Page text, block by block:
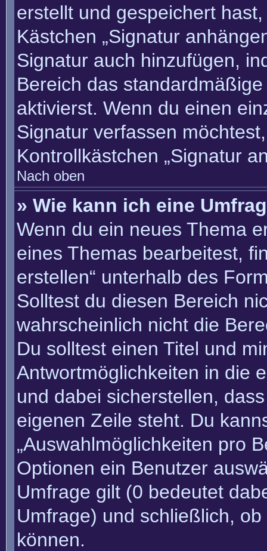
erstellt und gespeichert
Kästchen „Signatur
Signatur auch hinzufügen,
Bereich das
aktivierst. Wenn du einen
Signatur verfassen
Kontrollkästchen „Signatur
Nach oben
» Wie kann ich eine
Wenn du ein neues Thema
eines Themas bearbeitest,
erstellen“ unterhalb des
Solltest du diesen Bereich
wahrscheinlich nicht die
Du solltest einen Titel und
Antwortmöglichkeiten in die
und dabei sicherstellen,
eigenen Zeile steht. Du
„Auswahlmöglichkeiten pro
Optionen ein Benutzer
Umfrage gilt (0 bedeutet
Umfrage) und schließlich,
können.